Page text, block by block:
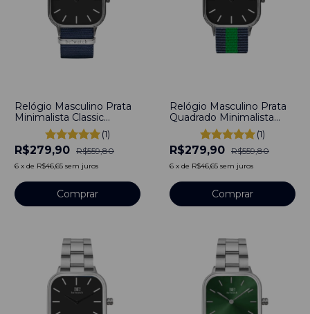
Relógio Masculino Prata
Minimalista Classic
Pulseira de Nylon Nato
Azul 40mm Aço
Inoxidável banhado a
titânio
(1)
R$279,90 R$559,80
6 x de R$46,65 sem juros
Comprar
Relógio Masculino Prata
Quadrado Minimalista
Wick Classy Pulseira de
Nylon Azul e Verde
40mm Aço Inoxidável
banhado a titânio
(1)
R$279,90 R$559,80
6 x de R$46,65 sem juros
Comprar